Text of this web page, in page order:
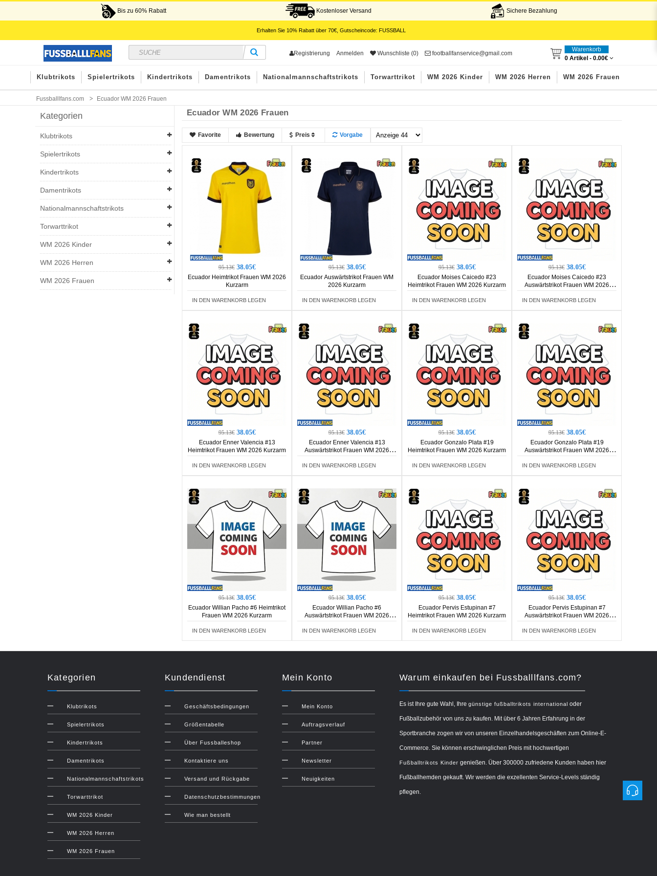
Bis zu 60% Rabatt Kostenloser Versand Sichere Bezahlung
Erhalten Sie 10%Rabatt über 70€, Gutscheincode: FUSSBALL
Registrierung Anmelden Wunschliste (0) footballfanservice@gmail.com
Warenkorb
0 Artikel - 0.00€
Klubtrikots Spielertrikots Kindertrikots Damentrikots Nationalmannschaftstrikots Torwarttrikot WM 2026 Kinder WM 2026 Herren WM 2026 Frauen
Fussballlfans.com Ecuador WM 2026 Frauen
Kategorien
Klubtrikots
Spielertrikots
Kindertrikots
Damentrikots
Nationalmannschaftstrikots
Torwarttrikot
WM 2026 Kinder
WM 2026 Herren
WM 2026 Frauen
Ecuador WM 2026 Frauen
Favorite Bewertung Preis Vorgabe
95.13€ 38.05€
Ecuador Heimtrikot Frauen WM 2026
Kurzarm
IN DEN WARENKORB LEGEN
95.13€ 38.05€
Ecuador Auswärtstrikot Frauen WM
2026 Kurzarm
IN DEN WARENKORB LEGEN
95.13€ 38.05€
Ecuador Moises Caicedo #23
Heimtrikot Frauen WM 2026 Kurzarm
IN DEN WARENKORB LEGEN
95.13€ 38.05€
Ecuador Moises Caicedo #23
Auswärtstrikot Frauen WM 2026
Kurzarm
IN DEN WARENKORB LEGEN
95.13€ 38.05€
Ecuador Enner Valencia #13
Heimtrikot Frauen WM 2026 Kurzarm
IN DEN WARENKORB LEGEN
95.13€ 38.05€
Ecuador Enner Valencia #13
Auswärtstrikot Frauen WM 2026
Kurzarm
IN DEN WARENKORB LEGEN
95.13€ 38.05€
Ecuador Gonzalo Plata #19
Heimtrikot Frauen WM 2026 Kurzarm
IN DEN WARENKORB LEGEN
95.13€ 38.05€
Ecuador Gonzalo Plata #19
Auswärtstrikot Frauen WM 2026
Kurzarm
IN DEN WARENKORB LEGEN
95.13€ 38.05€
Ecuador Willian Pacho #6 Heimtrikot
Frauen WM 2026 Kurzarm
IN DEN WARENKORB LEGEN
95.13€ 38.05€
Ecuador Willian Pacho #6
Auswärtstrikot Frauen WM 2026
Kurzarm
IN DEN WARENKORB LEGEN
95.13€ 38.05€
Ecuador Pervis Estupinan #7
Heimtrikot Frauen WM 2026 Kurzarm
IN DEN WARENKORB LEGEN
95.13€ 38.05€
Ecuador Pervis Estupinan #7
Auswärtstrikot Frauen WM 2026
Kurzarm
IN DEN WARENKORB LEGEN
Kategorien
Klubtrikots
Spielertrikots
Kindertrikots
Damentrikots
Nationalmannschaftstrikots
Torwarttrikot
WM 2026 Kinder
WM 2026 Herren
WM 2026 Frauen
Kundendienst
Geschäftsbedingungen
Größentabelle
Über Fussballeshop
Kontaktiere uns
Versand und Rückgabe
Datenschutzbestimmungen
Wie man bestellt
Mein Konto
Mein Konto
Auftragsverlauf
Partner
Newsletter
Neuigkeiten
Warum einkaufen bei Fussballlfans.com?
Es ist Ihre gute Wahl, Ihre günstige fußballtrikots international oder
Fußballzubehör von uns zu kaufen. Mit über 6 Jahren Erfahrung in der
Sportbranche zogen wir von unseren Einzelhandelsgeschäften zum Online-E-
Commerce. Sie können erschwinglichen Preis mit hochwertigen
Fußballtrikots Kinder genießen. Über 300000 zufriedene Kunden haben hier
Fußballhemden gekauft. Wir werden die exzellenten Service-Levels ständig
pflegen.